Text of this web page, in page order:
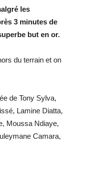
les
3 minutes de
but en or.
du terrain et on
de Tony Sylva,
Lamine Diatta,
Moussa Ndiaye,
Camara,